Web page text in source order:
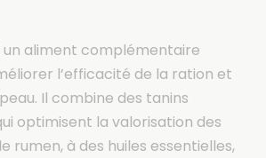
un aliment complémentaire
l’efficacité de la ration et
Il combine des tanins
optimisent la valorisation des
rumen, à des huiles essentielles,